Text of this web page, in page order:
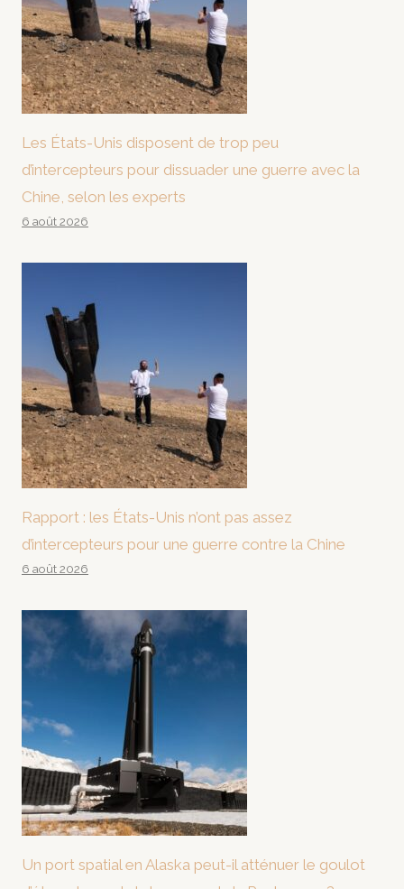
Les États-Unis disposent de trop peu
d’intercepteurs pour dissuader une guerre avec la
Chine, selon les experts
6 août 2026
Rapport : les États-Unis n’ont pas assez
d’intercepteurs pour une guerre contre la Chine
6 août 2026
Un port spatial en Alaska peut-il atténuer le goulot